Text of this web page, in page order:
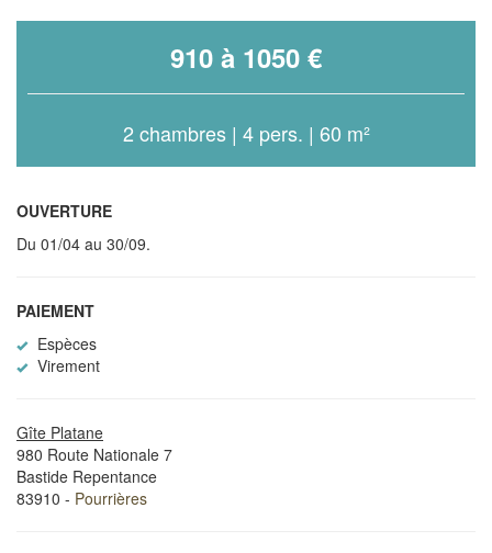
910 à 1050 €
2 chambres | 4 pers. | 60 m²
OUVERTURE
Du 01/04 au 30/09.
PAIEMENT
Espèces
Virement
Gîte Platane
980 Route Nationale 7
Bastide Repentance
83910 - Pourrières